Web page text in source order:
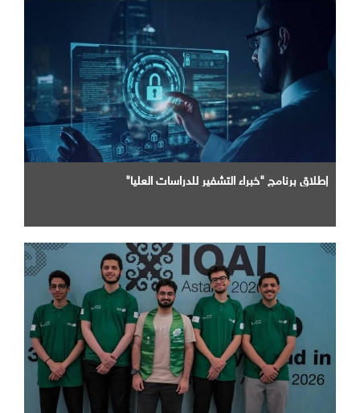
إطلاق برنامج "خبراء التشفير للدراسات العليا"